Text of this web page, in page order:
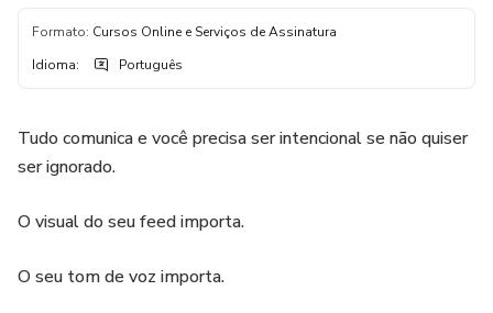
Formato: Cursos Online e Serviços de Assinatura
Idioma: Português
Tudo comunica e você precisa ser intencional se não quiser
ser ignorado.
O visual do seu feed importa.
O seu tom de voz importa.